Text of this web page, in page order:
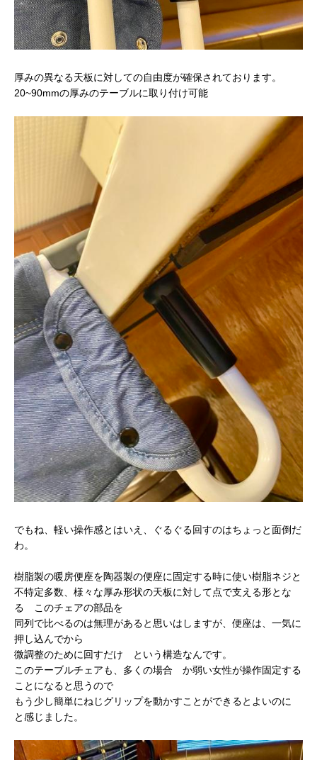
厚みの異なる天板に対しての自由度が確保されております。
20~90mmの厚みのテーブルに取り付け可能
でもね、軽い操作感とはいえ、ぐるぐる回すのはちょっと面倒だ
わ。
樹脂製の暖房便座を陶器製の便座に固定する時に使い樹脂ネジと
不特定多数、様々な厚み形状の天板に対して点で支える形とな
る このチェアの部品を
同列で比べるのは無理があると思いはしますが、便座は、一気に
押し込んでから
微調整のために回すだけ という構造なんです。
このテーブルチェアも、多くの場合 か弱い女性が操作固定する
ことになると思うので
もう少し簡単にねじグリップを動かすことができるとよいのに
と感じました。